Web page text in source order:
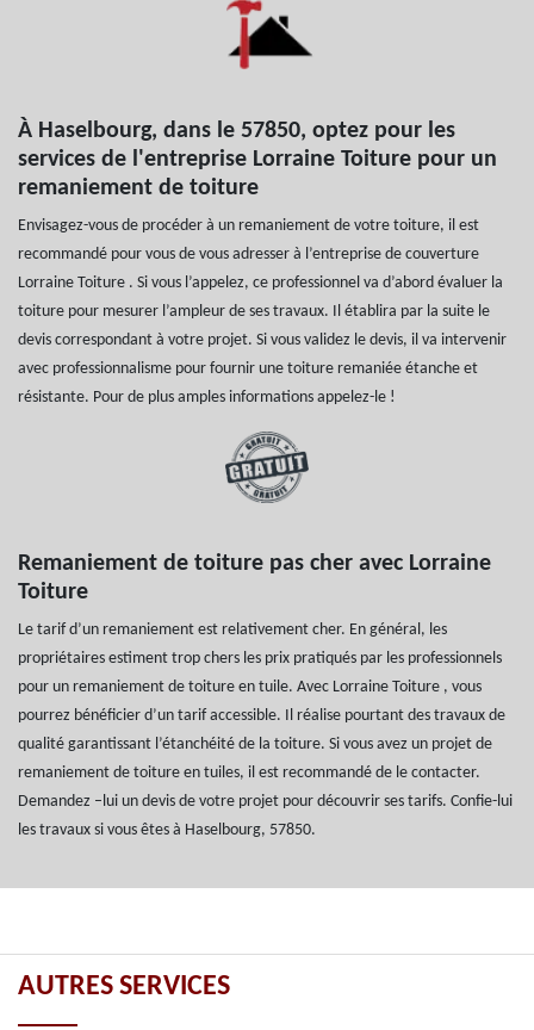
À Haselbourg, dans le 57850, optez pour les
services de l'entreprise Lorraine Toiture pour un
remaniement de toiture
Envisagez-vous de procéder à un remaniement de votre toiture, il est
recommandé pour vous de vous adresser à l’entreprise de couverture
Lorraine Toiture . Si vous l’appelez, ce professionnel va d’abord évaluer la
toiture pour mesurer l’ampleur de ses travaux. Il établira par la suite le
devis correspondant à votre projet. Si vous validez le devis, il va intervenir
avec professionnalisme pour fournir une toiture remaniée étanche et
résistante. Pour de plus amples informations appelez-le !
Remaniement de toiture pas cher avec Lorraine
Toiture
Le tarif d’un remaniement est relativement cher. En général, les
propriétaires estiment trop chers les prix pratiqués par les professionnels
pour un remaniement de toiture en tuile. Avec Lorraine Toiture , vous
pourrez bénéficier d’un tarif accessible. Il réalise pourtant des travaux de
qualité garantissant l’étanchéité de la toiture. Si vous avez un projet de
remaniement de toiture en tuiles, il est recommandé de le contacter.
Demandez –lui un devis de votre projet pour découvrir ses tarifs. Confie-lui
les travaux si vous êtes à Haselbourg, 57850.
AUTRES SERVICES